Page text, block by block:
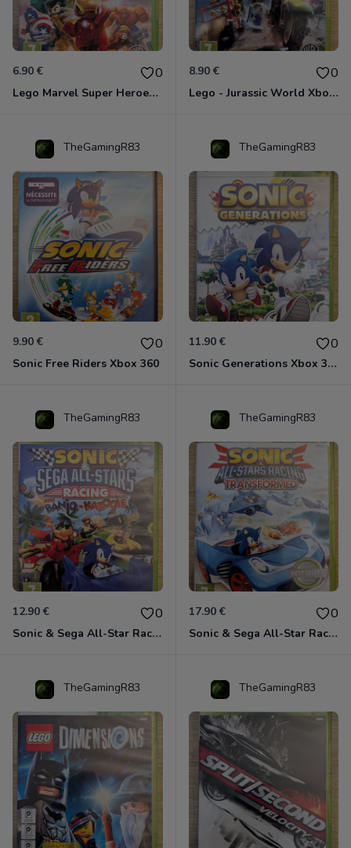
6.90 € 0
Lego Marvel Super Heroes Xbox 360
8.90 € 0
Lego - Jurassic World Xbox 360
TheGamingR83
9.90 € 0
Sonic Free Riders Xbox 360
TheGamingR83
11.90 € 0
Sonic Generations Xbox 360
TheGamingR83
12.90 € 0
Sonic & Sega All-Star Racing avec Banjo-Kazooie Xbox 360
TheGamingR83
17.90 € 0
Sonic & Sega All-Star Racing - Transformed Xbox 360
TheGamingR83 TheGamingR83